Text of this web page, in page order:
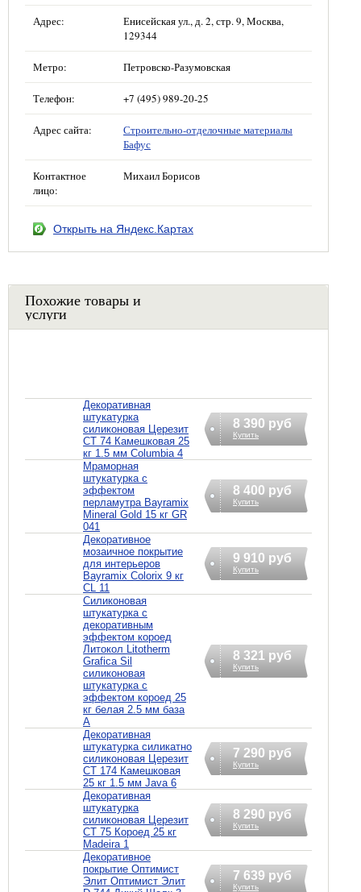
Адрес:
Енисейская ул., д. 2, стр. 9, Москва,
129344
Метро: Петровско-Разумовская
Телефон: +7 (495) 989-20-25
Адрес сайта:
Строительно-отделочные материалы
Бафус
Контактное
лицо:
Михаил Борисов
Открыть на Яндекс.Картах
Похожие товары и
услуги
Декоративная
штукатурка
силиконовая Церезит
CT 74 Камешковая 25
кг 1.5 мм Columbia 4
8 390 руб
Купить
Мраморная
штукатурка с
эффектом
перламутра Bayramix
Mineral Gold 15 кг GR
041
8 400 руб
Купить
Декоративное
мозаичное покрытие
для интерьеров
Bayramix Colorix 9 кг
CL 11
9 910 руб
Купить
Силиконовая
штукатурка с
декоративным
эффектом короед
Литокол Litotherm
Grafica Sil
силиконовая
штукатурка с
эффектом короед 25
кг белая 2.5 мм база
A
8 321 руб
Купить
Декоративная
штукатурка силикатно
силиконовая Церезит
CT 174 Камешковая
25 кг 1.5 мм Java 6
7 290 руб
Купить
Декоративная
штукатурка
силиконовая Церезит
CT 75 Короед 25 кг
Madeira 1
8 290 руб
Купить
Декоративное
покрытие Оптимист
Элит Оптимист Элит
7 639 руб
Купить